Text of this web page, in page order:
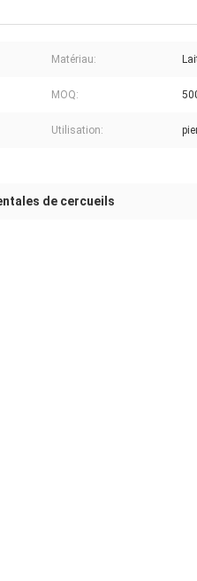
Matériau:
MOQ:
Utilisation:
de cercueils